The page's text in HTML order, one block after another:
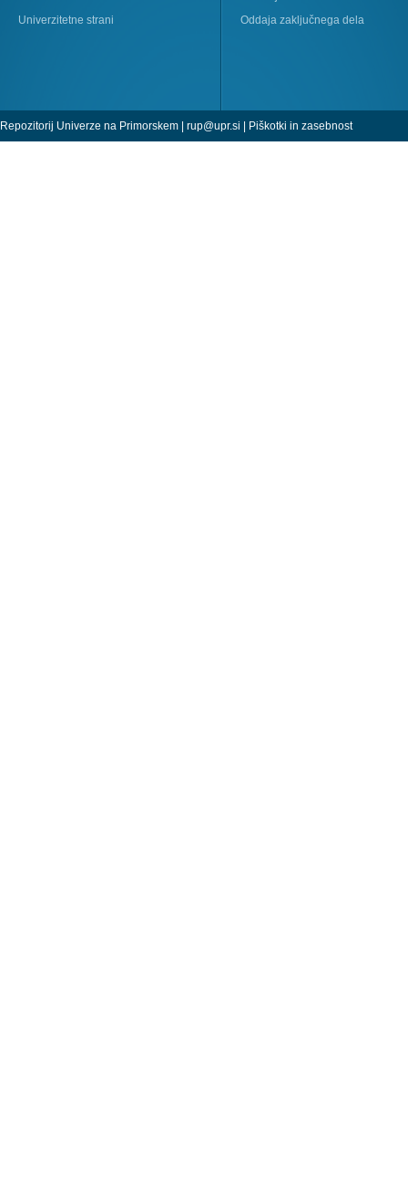
Univerzitetne strani
Oddaja zaključnega dela
Repozitorij Univerze na Primorskem | rup@upr.si | Piškotki in zasebnost